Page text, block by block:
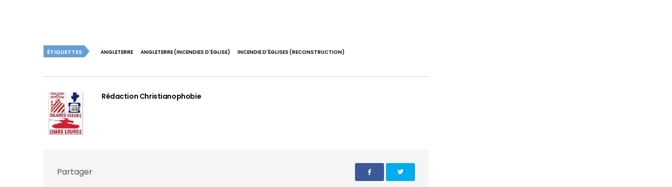
ÉTIQUETTES ANGLETERRE ANGLETERRE (INCENDIES D'ÉGLISE) INCENDIE D'ÉGLISES (RECONSTRUCTION)
Rédaction Christianophobie
Partager